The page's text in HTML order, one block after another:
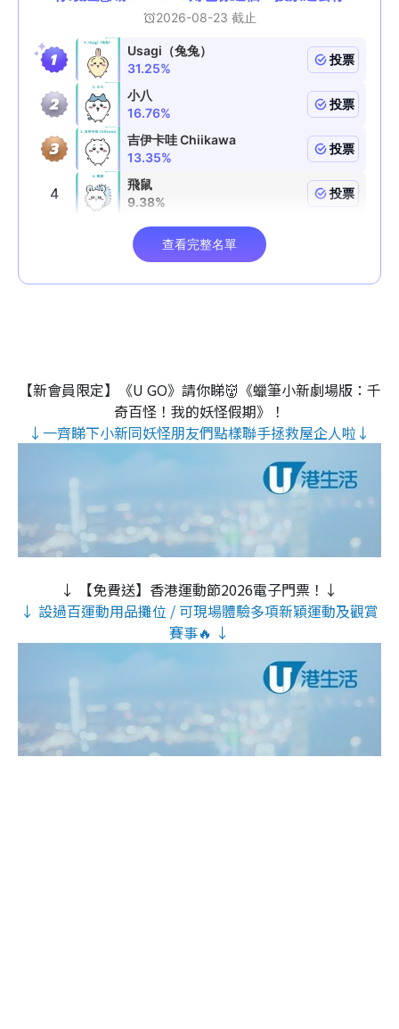
【新會員限定】《U GO》請你睇👹《蠟筆小新劇場版：千
奇百怪！我的妖怪假期》！
↓一齊睇下小新同妖怪朋友們點樣聯手拯救屋企人啦↓
↓ 【免費送】香港運動節2026電子門票！↓
↓ 設過百運動用品攤位 / 可現場體驗多項新穎運動及觀賞
賽事🔥 ↓